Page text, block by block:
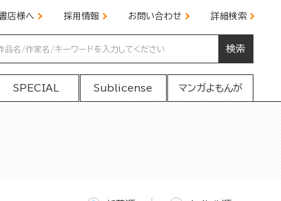
店様へ 採用情報 お問い合わせ 詳細検索
検索
SPECIAL Sublicense マンガよもんが